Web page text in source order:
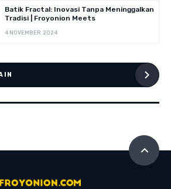
Batik Fractal: Inovasi Tanpa Meninggalkan
Tradisi | Froyonion Meets
4 NOVEMBER 2024